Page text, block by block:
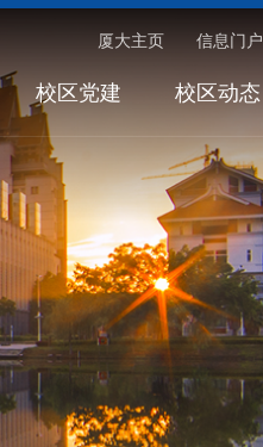
厦大主页 信息门户
校区党建 校区动态